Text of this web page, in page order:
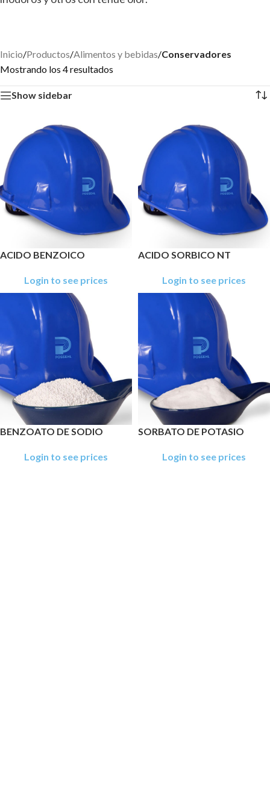
Inicio/Productos/Alimentos y bebidas/Conservadores
Mostrando los 4 resultados
Show sidebar
ACIDO BENZOICO
Login to see prices
ACIDO SORBICO NT
Login to see prices
BENZOATO DE SODIO
Login to see prices
SORBATO DE POTASIO
Login to see prices